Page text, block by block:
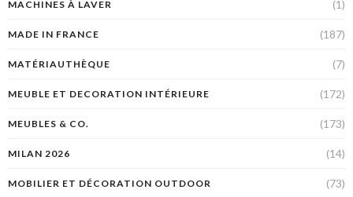
MACHINES À LAVER (1)
MADE IN FRANCE (187)
MATÉRIAUTHÈQUE (7)
MEUBLE ET DECORATION INTÉRIEURE (172)
MEUBLES & CO. (173)
MILAN 2026 (14)
MOBILIER ET DÉCORATION OUTDOOR (73)